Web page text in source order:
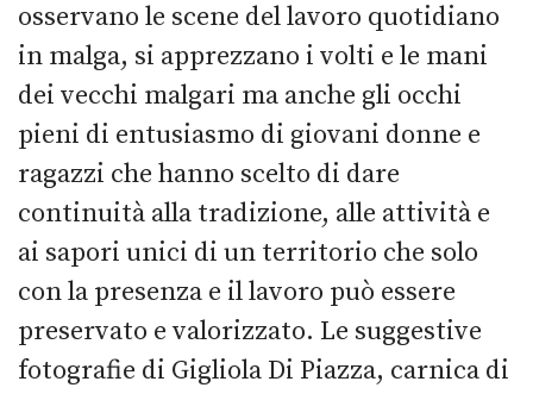
osservano le scene del lavoro quotidiano
in malga, si apprezzano i volti e le mani
dei vecchi malgari ma anche gli occhi
pieni di entusiasmo di giovani donne e
ragazzi che hanno scelto di dare
continuità alla tradizione, alle attività e
ai sapori unici di un territorio che solo
con la presenza e il lavoro può essere
preservato e valorizzato. Le suggestive
fotografie di Gigliola Di Piazza, carnica di